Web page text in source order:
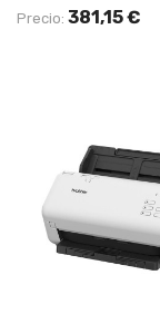
Precio: 381,15 €